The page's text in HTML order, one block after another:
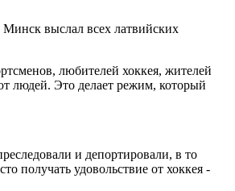
Минск выслал всех латвийских
любителей хоккея, жителей
людей. Это делает режим, который
и депортировали, в то
получать удовольствие от хоккея -